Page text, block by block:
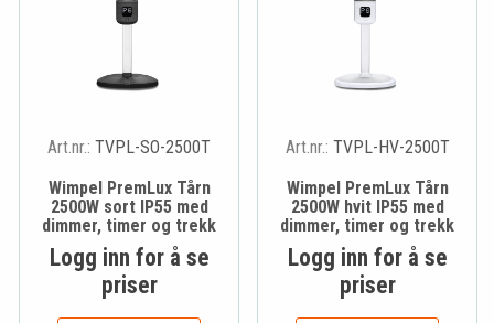
Art.nr.: TVPL-SO-2500T
Wimpel PremLux Tårn
2500W sort IP55 med
dimmer, timer og trekk
Logg inn for å se
priser
Art.nr.: TVPL-HV-2500T
Wimpel PremLux Tårn
2500W hvit IP55 med
dimmer, timer og trekk
Logg inn for å se
priser